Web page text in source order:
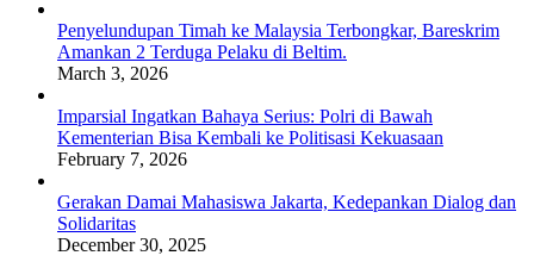
Penyelundupan Timah ke Malaysia Terbongkar, Bareskrim
Amankan 2 Terduga Pelaku di Beltim.
March 3, 2026
Imparsial Ingatkan Bahaya Serius: Polri di Bawah
Kementerian Bisa Kembali ke Politisasi Kekuasaan
February 7, 2026
Gerakan Damai Mahasiswa Jakarta, Kedepankan Dialog dan
Solidaritas
December 30, 2025